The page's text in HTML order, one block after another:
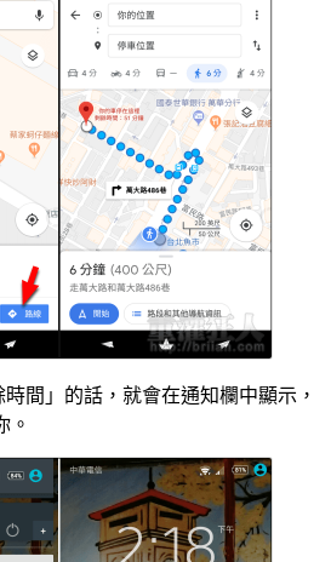
間」的話，就會在通知欄中顯示，
。